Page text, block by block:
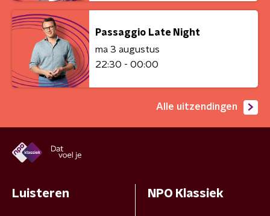
Passaggio Late Night
ma 3 augustus
22:30 - 00:00
Alle uitzendingen
Luisteren NPO Klassiek